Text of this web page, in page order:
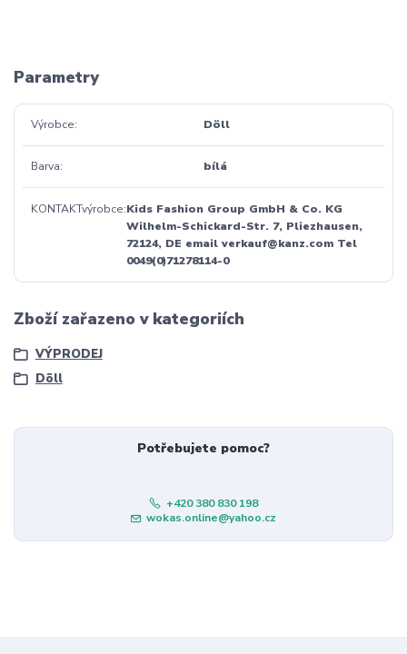
Parametry
Výrobce Döll
Barva bílá
KONTAKTvýrobce Kids Fashion Group GmbH & Co. KG
Wilhelm-Schickard-Str. 7, Pliezhausen,
72124, DE email verkauf@kanz.com Tel
0049(0)71278114-0
Zboží zařazeno v kategoriích
VÝPRODEJ
Döll
Potřebujete pomoc?
+420 380 830 198
wokas.online@yahoo.cz